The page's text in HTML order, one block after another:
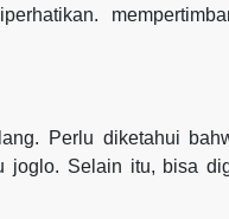
Perlu diketahui
joglo. Selain itu, bisa